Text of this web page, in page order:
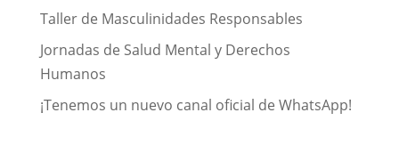
Taller de Masculinidades Responsables
Jornadas de Salud Mental y Derechos
Humanos
¡Tenemos un nuevo canal oficial de WhatsApp!